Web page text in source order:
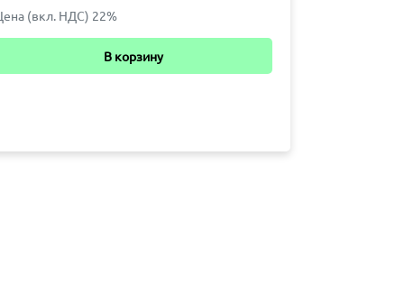
(вкл. НДС) 22%
В корзину